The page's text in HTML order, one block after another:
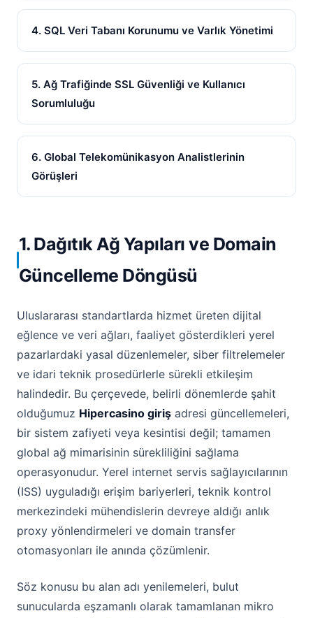
4. SQL Veri Tabanı Korunumu ve Varlık Yönetimi
5. Ağ Trafiğinde SSL Güvenliği ve Kullanıcı
Sorumluluğu
6. Global Telekomünikasyon Analistlerinin
Görüşleri
1. Dağıtık Ağ Yapıları ve Domain
Güncelleme Döngüsü
Uluslararası standartlarda hizmet üreten dijital
eğlence ve veri ağları, faaliyet gösterdikleri yerel
pazarlardaki yasal düzenlemeler, siber filtrelemeler
ve idari teknik prosedürlerle sürekli etkileşim
halindedir. Bu çerçevede, belirli dönemlerde şahit
olduğumuz Hipercasino giriş adresi güncellemeleri,
bir sistem zafiyeti veya kesintisi değil; tamamen
global ağ mimarisinin sürekliliğini sağlama
operasyonudur. Yerel internet servis sağlayıcılarının
(ISS) uyguladığı erişim bariyerleri, teknik kontrol
merkezindeki mühendislerin devreye aldığı anlık
proxy yönlendirmeleri ve domain transfer
otomasyonları ile anında çözümlenir.
Söz konusu bu alan adı yenilemeleri, bulut
sunucularda eşzamanlı olarak tamamlanan mikro